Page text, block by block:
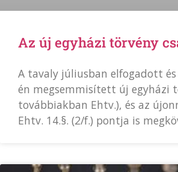
Az új egyházi törvény
A tavaly júliusban elfogadott és
én megsemmisített új egyházi
továbbiakban Ehtv.), és az
Ehtv. 14.§. (2/f.) pontja is